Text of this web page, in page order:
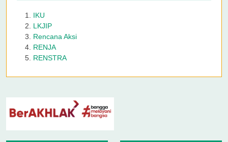
IKU
LKJIP
Rencana Aksi
RENJA
RENSTRA